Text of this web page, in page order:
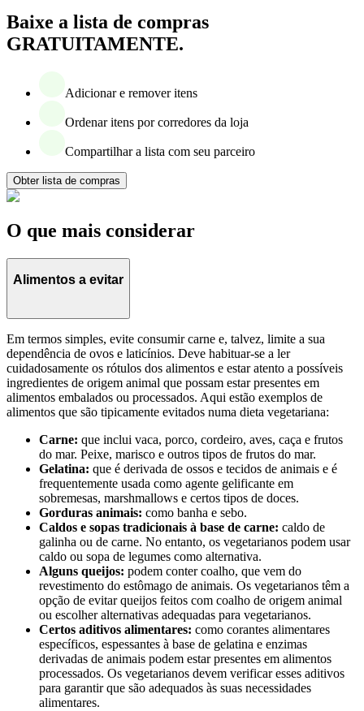
Baixe a lista de compras
GRATUITAMENTE.
Adicionar e remover itens
Ordenar itens por corredores da loja
Compartilhar a lista com seu parceiro
Obter lista de compras
O que mais considerar
Alimentos a evitar
Em termos simples, evite consumir carne e, talvez, limite a sua
dependência de ovos e laticínios. Deve habituar-se a ler
cuidadosamente os rótulos dos alimentos e estar atento a possíveis
ingredientes de origem animal que possam estar presentes em
alimentos embalados ou processados. Aqui estão exemplos de
alimentos que são tipicamente evitados numa dieta vegetariana:
Carne: que inclui vaca, porco, cordeiro, aves, caça e frutos
do mar. Peixe, marisco e outros tipos de frutos do mar.
Gelatina: que é derivada de ossos e tecidos de animais e é
frequentemente usada como agente gelificante em
sobremesas, marshmallows e certos tipos de doces.
Gorduras animais: como banha e sebo.
Caldos e sopas tradicionais à base de carne: caldo de
galinha ou de carne. No entanto, os vegetarianos podem usar
caldo ou sopa de legumes como alternativa.
Alguns queijos: podem conter coalho, que vem do
revestimento do estômago de animais. Os vegetarianos têm a
opção de evitar queijos feitos com coalho de origem animal
ou escolher alternativas adequadas para vegetarianos.
Certos aditivos alimentares: como corantes alimentares
específicos, espessantes à base de gelatina e enzimas
derivadas de animais podem estar presentes em alimentos
processados. Os vegetarianos devem verificar esses aditivos
para garantir que são adequados às suas necessidades
alimentares.